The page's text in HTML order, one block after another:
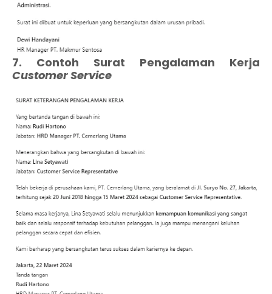
7. Contoh Surat Pengalaman Kerja
Customer Service